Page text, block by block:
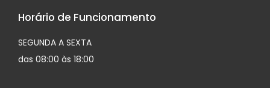
Horário de Funcionamento
SEGUNDA A SEXTA
das 08:00 às 18:00